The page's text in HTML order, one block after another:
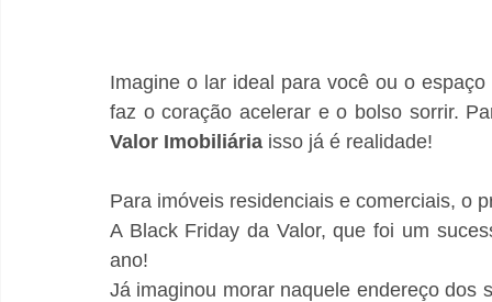
Imagine o lar ideal para você ou o
Valor Imobiliária isso já é realidade!
Para imóveis residenciais e comerciais, o
A Black Friday da Valor, que foi um
ano!
Já imaginou morar naquele endereço dos